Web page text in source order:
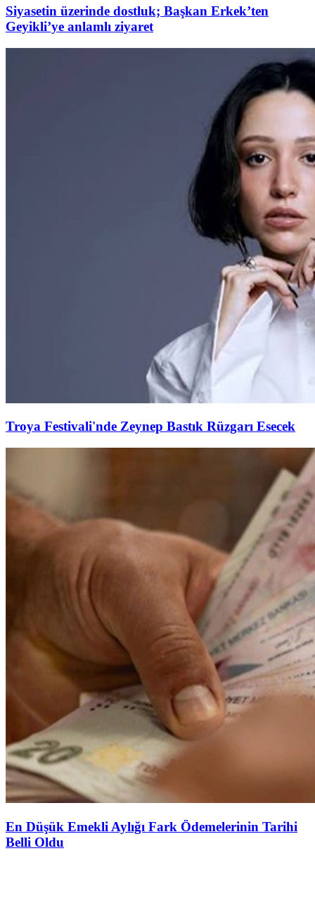
Siyasetin üzerinde dostluk; Başkan Erkek’ten
Geyikli’ye anlamlı ziyaret
Troya Festivali'nde Zeynep Bastık Rüzgarı Esecek
En Düşük Emekli Aylığı Fark Ödemelerinin Tarihi
Belli Oldu